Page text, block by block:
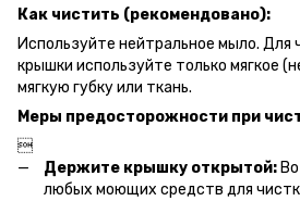
Как чистить (рекомендовано):
Используйте нейтральное мыло. Для
крышки используйте только мягкое
мягкую губку или ткань.
Меры предосторожности при

Держите крышку открытой:
любых моющих средств для